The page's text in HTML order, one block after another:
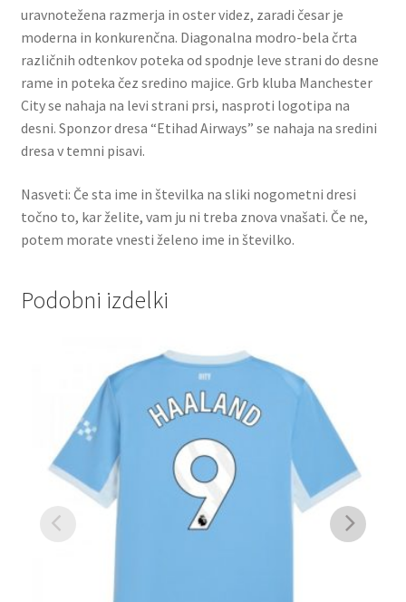
uravnotežena razmerja in oster videz, zaradi česar je
moderna in konkurenčna. Diagonalna modro-bela črta
različnih odtenkov poteka od spodnje leve strani do desne
rame in poteka čez sredino majice. Grb kluba Manchester
City se nahaja na levi strani prsi, nasproti logotipa na
desni. Sponzor dresa “Etihad Airways” se nahaja na sredini
dresa v temni pisavi.
Nasveti: Če sta ime in številka na sliki nogometni dresi
točno to, kar želite, vam ju ni treba znova vnašati. Če ne,
potem morate vnesti želeno ime in številko.
Podobni izdelki